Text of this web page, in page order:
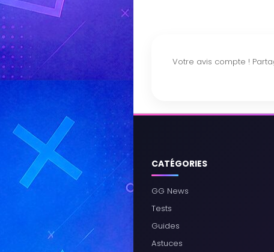
CATÉGORIES
GG News
Tests
Guides
Astuces